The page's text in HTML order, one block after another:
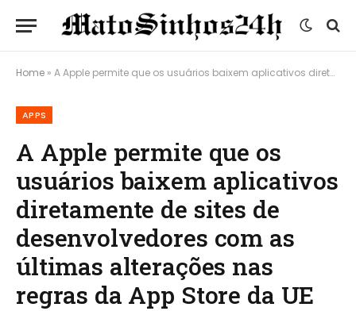
Home » A Apple permite que os usuários baixem aplicativos diretamente de sites de desenvolvedores com as últimas alterações nas regras da App Store da UE
APPS
A Apple permite que os
usuários baixem aplicativos
diretamente de sites de
desenvolvedores com as
últimas alterações nas
regras da App Store da UE